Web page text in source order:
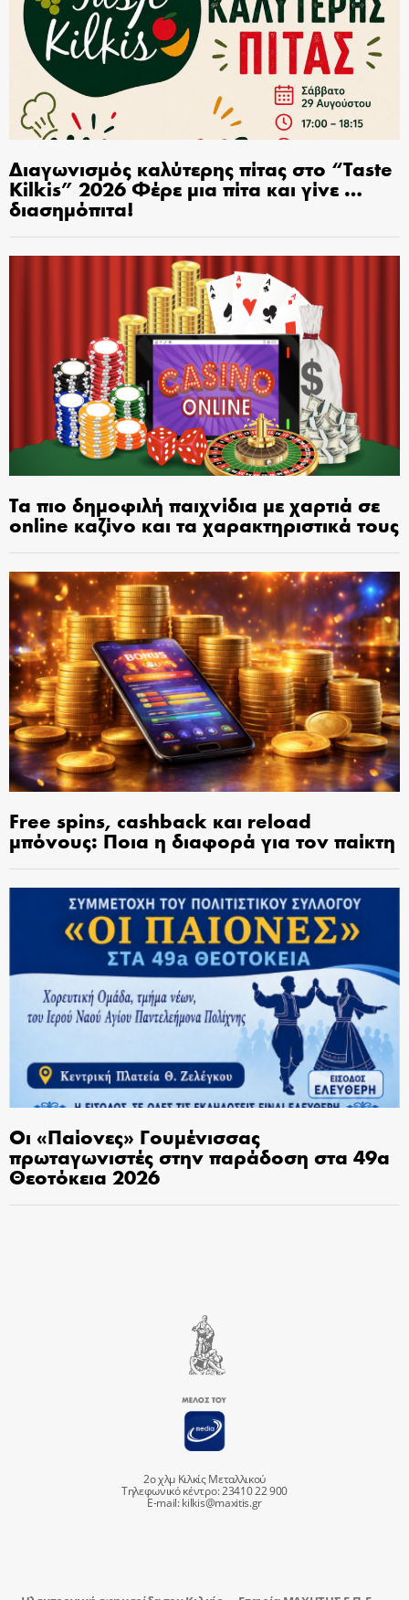
Διαγωνισμός καλύτερης πίτας στο “Taste
Kilkis” 2026 Φέρε μια πίτα και γίνε …
διασημόπιτα!
Τα πιο δημοφιλή παιχνίδια με χαρτιά σε
online καζίνο και τα χαρακτηριστικά τους
Free spins, cashback και reload
μπόνους: Ποια η διαφορά για τον παίκτη
Οι «Παίονες» Γουμένισσας
πρωταγωνιστές στην παράδοση στα 49α
Θεοτόκεια 2026
2ο χλμ Κιλκίς Μεταλλικού
Τηλεφωνικό κέντρο: 23410 22 900
E-mail:kilkis@maxitis.gr